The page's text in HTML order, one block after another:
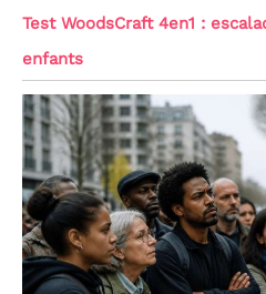
Test WoodsCraft 4en1 :
enfants